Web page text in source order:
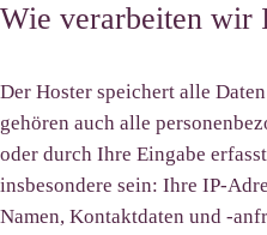
Wie verarbeiten wir
Der Hoster speichert alle
gehören auch alle
oder durch Ihre Eingabe
insbesondere sein: Ihre IP-
Namen, Kontaktdaten und -